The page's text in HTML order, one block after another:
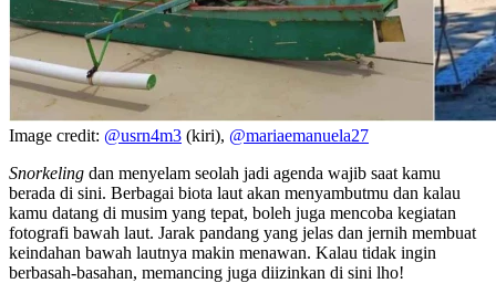
Image credit: @usrn4m3 (kiri), @mariaemanuela27
Snorkeling dan menyelam seolah jadi agenda wajib saat kamu
berada di sini. Berbagai biota laut akan menyambutmu dan kalau
kamu datang di musim yang tepat, boleh juga mencoba kegiatan
fotografi bawah laut. Jarak pandang yang jelas dan jernih membuat
keindahan bawah lautnya makin menawan. Kalau tidak ingin
berbasah-basahan, memancing juga diizinkan di sini lho!